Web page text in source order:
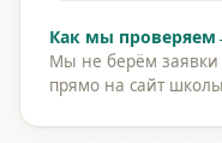
Как мы проверяем
Мы не берём заявки
прямо на сайт